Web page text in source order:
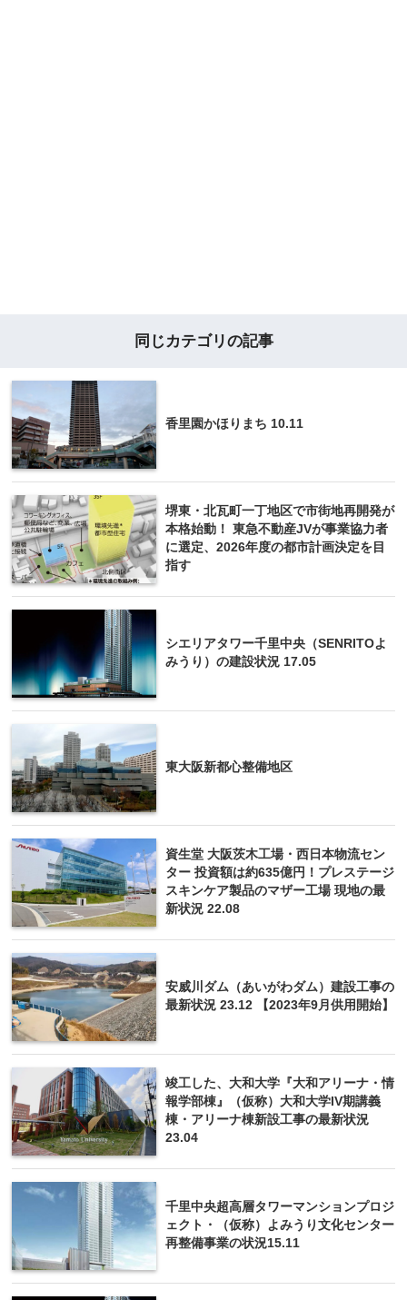
同じカテゴリの記事
香里園かほりまち 10.11
堺東・北瓦町一丁地区で市街地再開発が
本格始動！ 東急不動産JVが事業協力者
に選定、2026年度の都市計画決定を目
指す
シエリアタワー千里中央（SENRITOよ
みうり）の建設状況 17.05
東大阪新都心整備地区
資生堂 大阪茨木工場・西日本物流セン
ター 投資額は約635億円！プレステージ
スキンケア製品のマザー工場 現地の最
新状況 22.08
安威川ダム（あいがわダム）建設工事の
最新状況 23.12 【2023年9月供用開始】
竣工した、大和大学『大和アリーナ・情
報学部棟』（仮称）大和大学IV期講義
棟・アリーナ棟新設工事の最新状況
23.04
千里中央超高層タワーマンションプロジ
ェクト・（仮称）よみうり文化センター
再整備事業の状況15.11